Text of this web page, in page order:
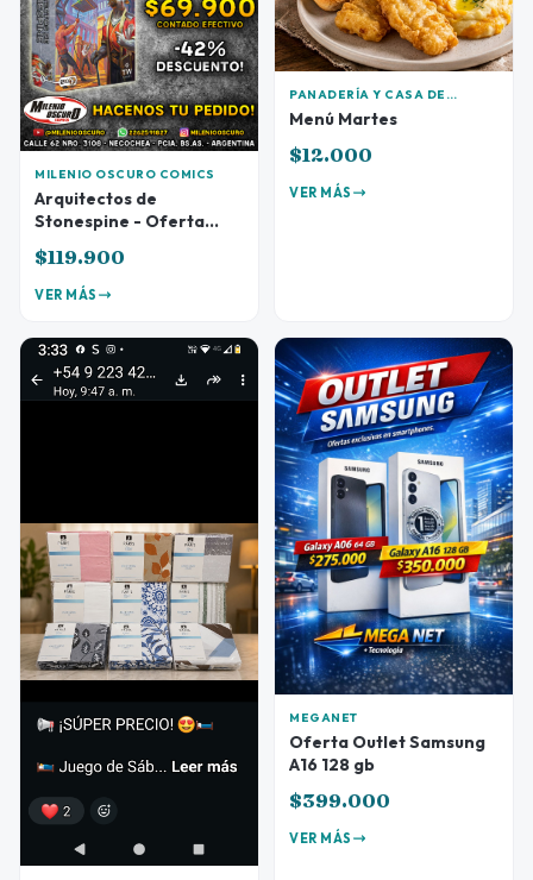
MILENIO OSCURO COMICS
Arquitectos de
Stonespine - Oferta
Preventa
$119.900
VER MÁS
PANADERÍA Y CASA DE
COMIDAS AVENIDA
Menú Martes
$12.000
VER MÁS
MEGANET
Oferta Outlet Samsung
A16 128 gb
$399.000
VER MÁS